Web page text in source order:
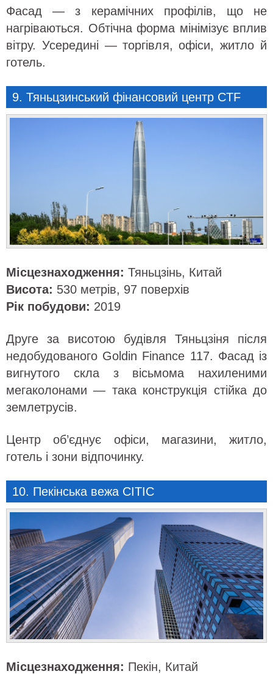
Фасад — з керамічних профілів, що не
нагріваються. Обтічна форма мінімізує вплив
вітру. Усередині — торгівля, офіси, житло й
готель.
9. Тяньцзинський фінансовий центр CTF
Місцезнаходження: Тяньцзінь, Китай
Висота: 530 метрів, 97 поверхів
Рік побудови: 2019
Друге за висотою будівля Тяньцзіня після
недобудованого Goldin Finance 117. Фасад із
вигнутого скла з вісьмома нахиленими
мегаколонами — така конструкція стійка до
землетрусів.
Центр об’єднує офіси, магазини, житло,
готель і зони відпочинку.
10. Пекінська вежа CITIC
Місцезнаходження: Пекін, Китай